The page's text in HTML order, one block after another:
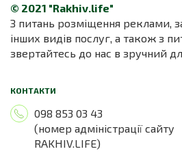
© 2021 "Rakhiv.life"
З питань розміщення реклами,
інших видів послуг, а також з
звертайтесь до нас в зручний
КОНТАКТИ
098 853 03 43
(номер адміністрації сайту
RAKHIV.LIFE)